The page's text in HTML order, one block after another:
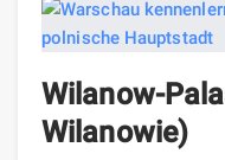
Wilanow-
Wilanowie)